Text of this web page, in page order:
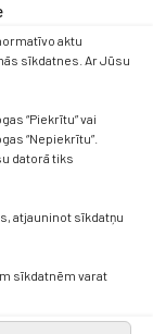
aktu
sīkdatnes. Ar Jūsu
“Piekrītu” vai
“Nepiekrītu”.
datorā tiks
atjauninot sīkdatņu
sīkdatnēm varat